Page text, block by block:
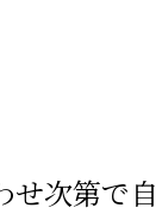
次第で